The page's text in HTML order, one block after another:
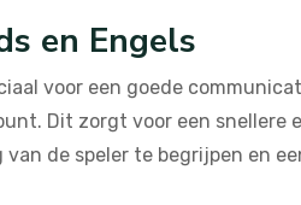
en Engels
voor een goede
Dit zorgt voor een
de speler te begrijpen en